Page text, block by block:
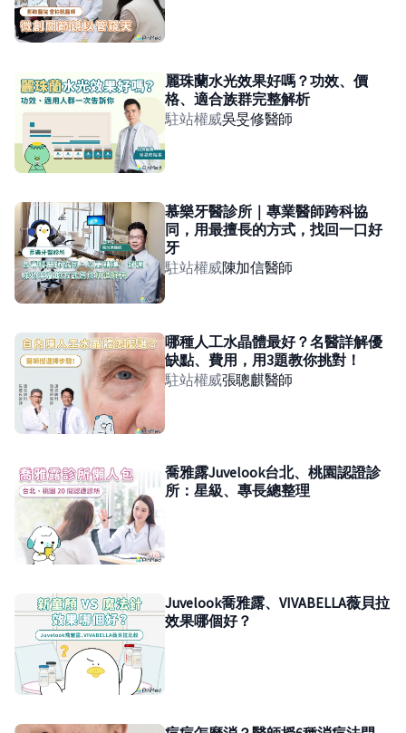
麗珠蘭水光效果好嗎？功效、價
格、適合族群完整解析
駐站權威吳旻修醫師
慕樂牙醫診所｜專業醫師跨科協
同，用最擅長的方式，找回一口好
牙
駐站權威陳加信醫師
哪種人工水晶體最好？名醫詳解優
缺點、費用，用3題教你挑對！
駐站權威張聰麒醫師
喬雅露Juvelook台北、桃園認證診
所：星級、專長總整理
Juvelook喬雅露、VIVABELLA薇貝拉
效果哪個好？